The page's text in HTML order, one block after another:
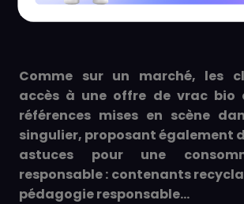
locales ou une large offre de bières
Comme sur un marché, les
accès à une offre de vrac bio
références mises en scène
singulier, proposant également
astuces pour une
responsable : contenants
pédagogie responsable…